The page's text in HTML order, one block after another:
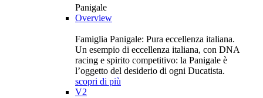
Panigale
Overview
Famiglia Panigale: Pura eccellenza italiana.
Un esempio di eccellenza italiana, con DNA
racing e spirito competitivo: la Panigale è
l’oggetto del desiderio di ogni Ducatista.
scopri di più
V2